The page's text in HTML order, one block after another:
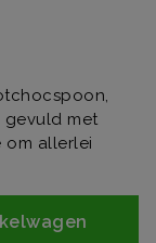
gevuld met
om allerlei